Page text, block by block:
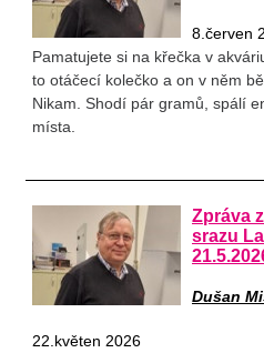
8.červen
Pamatujete si na křečka v
to otáčecí kolečko a on v něm
Nikam. Shodí pár gramů, spálí
místa.
Zpráva
srazu
Dušan
22.květen 2026